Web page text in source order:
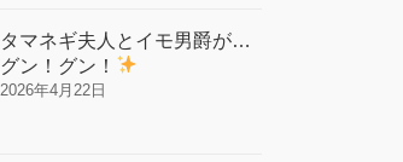
タマネギ夫人とイモ男爵が…
グン！グン！
2026年4月22日